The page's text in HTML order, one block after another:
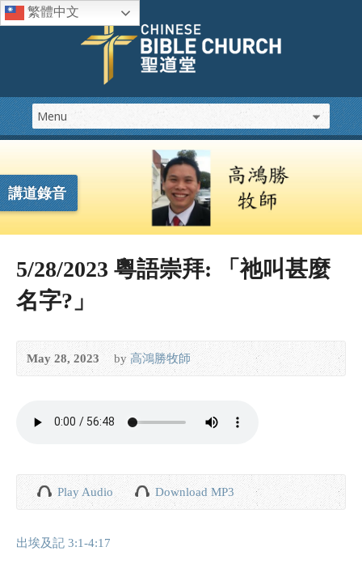
繁體中文
講道錄音
5/28/2023 粵語崇拜: 「祂叫甚麼
名字?」
May 28, 2023 by 高鴻勝牧師
Play Audio Download MP3
出埃及記 3:1-4:17